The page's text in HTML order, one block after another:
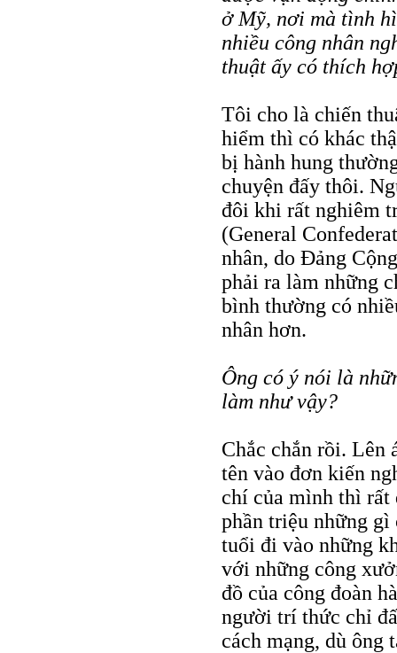
ở Mỹ, nơi mà tình
nhiều công nhân
thuật ấy có thích
Tôi cho là chiến
hiểm thì có khác
bị hành hung
chuyện đấy thôi.
đôi khi rất nghiêm
(General
nhân, do Đảng
phải ra làm những
bình thường có
nhân hơn.
Ông có ý nói là
làm như vậy?
Chắc chắn rồi. Lên
tên vào đơn kiến
chí của mình thì rất
phần triệu những
tuổi đi vào những
với những công
đồ của công đoàn
người trí thức chỉ
cách mạng, dù ông